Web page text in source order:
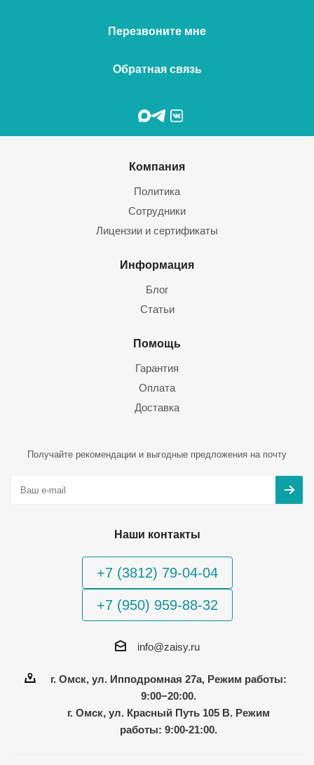
Перезвоните мне
Обратная связь
Компания
Политика
Сотрудники
Лицензии и сертификаты
Информация
Блог
Статьи
Помощь
Гарантия
Оплата
Доставка
Получайте рекомендации и выгодные предложения на почту
Наши контакты
+7 (3812) 79-04-04
+7 (950) 959-88-32
info@zaisy.ru
г. Омск, ул. Ипподромная 27а, Режим работы:
9:00−20:00.
г. Омск, ул. Красный Путь 105 В. Режим
работы: 9:00-21:00.